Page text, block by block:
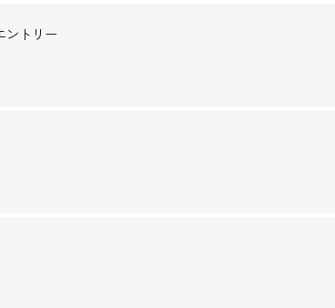
ントリー